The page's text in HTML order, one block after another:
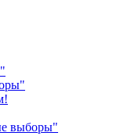
выборы"